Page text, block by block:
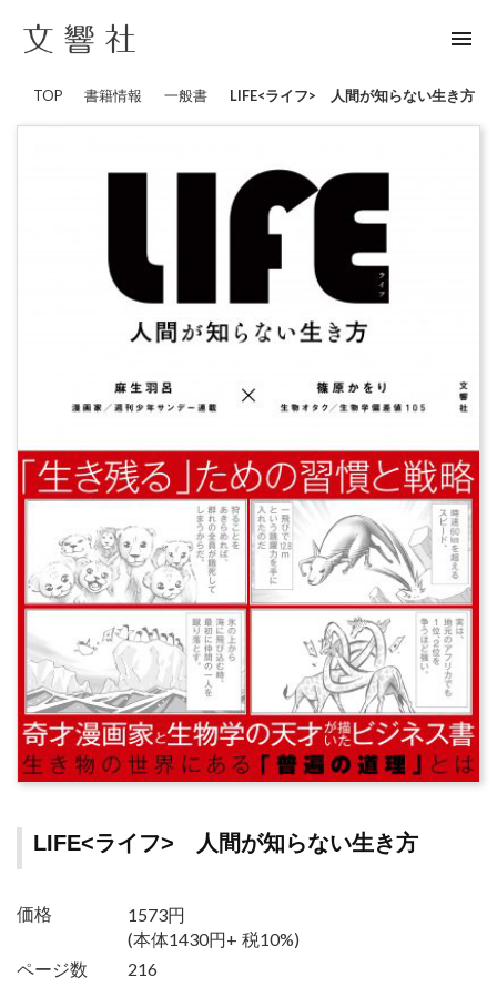
menu
TOP 書籍情報 一般書 LIFE<ライフ> 人間が知らない生き方
LIFE<ライフ> 人間が知らない生き方
価格
1573円
(本体1430円+ 税10%)
ページ数
216